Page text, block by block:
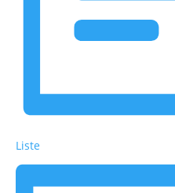
Liste